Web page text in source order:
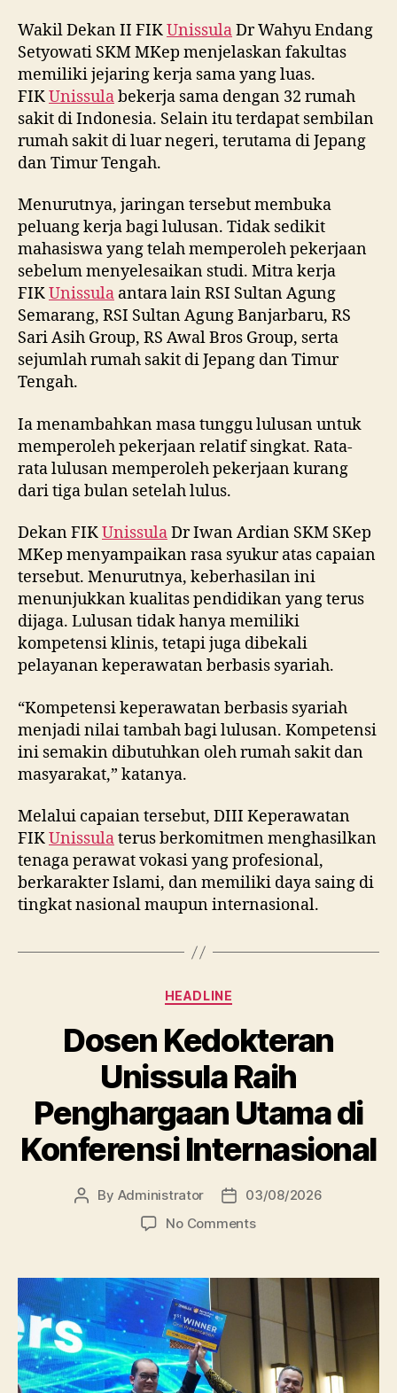
Wakil Dekan II FIKUnissulaDr Wahyu Endang
Setyowati SKM MKep menjelaskan fakultas
memiliki jejaring kerja sama yang luas.
FIKUnissulabekerja sama dengan 32 rumah
sakit di Indonesia. Selain itu terdapat sembilan
rumah sakit di luar negeri, terutama di Jepang
dan Timur Tengah.
Menurutnya, jaringan tersebut membuka
peluang kerja bagi lulusan. Tidak sedikit
mahasiswa yang telah memperoleh pekerjaan
sebelum menyelesaikan studi. Mitra kerja
FIKUnissula antara lain RSI Sultan Agung
Semarang, RSI Sultan Agung Banjarbaru, RS
Sari Asih Group, RS Awal Bros Group, serta
sejumlah rumah sakit di Jepang dan Timur
Tengah.
Ia menambahkan masa tunggu lulusan untuk
memperoleh pekerjaan relatif singkat. Rata-
rata lulusan memperoleh pekerjaan kurang
dari tiga bulan setelah lulus.
Dekan FIKUnissulaDr Iwan Ardian SKM SKep
MKep menyampaikan rasa syukur atas capaian
tersebut. Menurutnya, keberhasilan ini
menunjukkan kualitas pendidikan yang terus
dijaga. Lulusan tidak hanya memiliki
kompetensi klinis, tetapi juga dibekali
pelayanan keperawatan berbasis syariah.
“Kompetensi keperawatan berbasis syariah
menjadi nilai tambah bagi lulusan. Kompetensi
ini semakin dibutuhkan oleh rumah sakit dan
masyarakat,” katanya.
Melalui capaian tersebut, DIII Keperawatan
FIKUnissulaterus berkomitmen menghasilkan
tenaga perawat vokasi yang profesional,
berkarakter Islami, dan memiliki daya saing di
tingkat nasional maupun internasional.
Categories
HEADLINE
Dosen Kedokteran
Unissula Raih
Penghargaan Utama di
Konferensi Internasional
Post
By Administrator
Post03/08/2026
No Commentson
Unissula
Raih
Penghargaan
Utama
di
Konferensi